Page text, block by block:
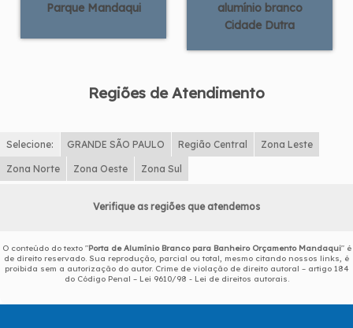
Parque Mandaqui
alumínio branco
Cidade Dutra
Regiões de Atendimento
Selecione: GRANDE SÃO PAULO Região Central Zona Leste
Zona Norte Zona Oeste Zona Sul
Verifique as regiões que atendemos
O conteúdo do texto "Porta de Alumínio Branco para Banheiro Orçamento Mandaqui" é
de direito reservado. Sua reprodução, parcial ou total, mesmo citando nossos links, é
proibida sem a autorização do autor. Crime de violação de direito autoral – artigo 184
do Código Penal – Lei 9610/98 - Lei de direitos autorais